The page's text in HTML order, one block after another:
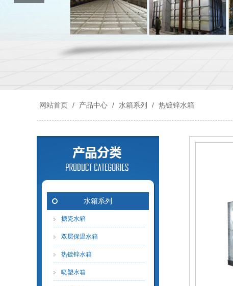
网站首页 / 产品中心 / 水箱系列 / 热镀锌水箱
水箱系列
搪瓷水箱
双层保温水箱
热镀锌水箱
喷塑水箱